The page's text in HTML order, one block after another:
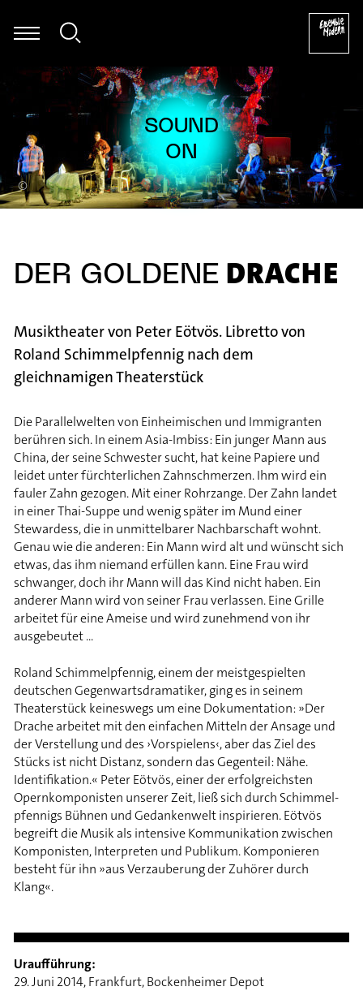
- William Byrd: The Earl of Salisbury's Pavan (arr. für
©
DER GOLDENE DRACHE
Musiktheater von Peter Eötvös. Libretto von
Roland Schimmelpfennig nach dem
gleichnamigen Theaterstück
Uraufführung:
29. Juni 2014, Frankfurt, Bockenheimer Depot
Die Parallelwelten von Einheimischen und Immigranten
berühren sich. In einem Asia-Imbiss: Ein junger Mann aus
China, der seine Schwester sucht, hat keine Papiere und
leidet unter fürchterlichen Zahnschmerzen. Ihm wird ein
fauler Zahn gezogen. Mit einer Rohrzange. Der Zahn landet
in einer Thai-Suppe und wenig später im Mund einer
Stewardess, die in unmittel­barer Nachbarschaft wohnt.
Genau wie die anderen: Ein Mann wird alt und wünscht sich
etwas, das ihm niemand erfüllen kann. Eine Frau wird
schwanger, doch ihr Mann will das Kind nicht haben. Ein
anderer Mann wird von seiner Frau verlassen. Eine Grille
arbeitet für eine Ameise und wird zunehmend von ihr
ausgebeutet ...
Roland Schimmelpfennig, einem der meistgespielten
deutschen Gegen­warts­dramatiker, ging es in seinem
Theaterstück keineswegs um eine Dokumentation: »Der
Drache arbeitet mit den einfachen Mitteln der Ansage und
der Verstellung und des ›Vorspielens‹, aber das Ziel des
Stücks ist nicht Distanz, sondern das Gegenteil: Nähe.
Identifikation.« Peter Eötvös, einer der erfolgreichsten
Opernkomponisten unserer Zeit, ließ sich durch Schimmel­
pfennigs Bühnen und Gedankenwelt inspirieren. Eötvös
begreift die Musik als intensive Kommunikation zwischen
Komponisten, Interpreten und Publikum. Komponieren
besteht für ihn »aus Verzauberung der Zuhörer durch
Klang«.